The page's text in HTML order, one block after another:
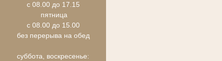
с 08.00 до 17.15
пятница
с 08.00 до 15.00
без перерыва на обед
суббота, воскресенье: